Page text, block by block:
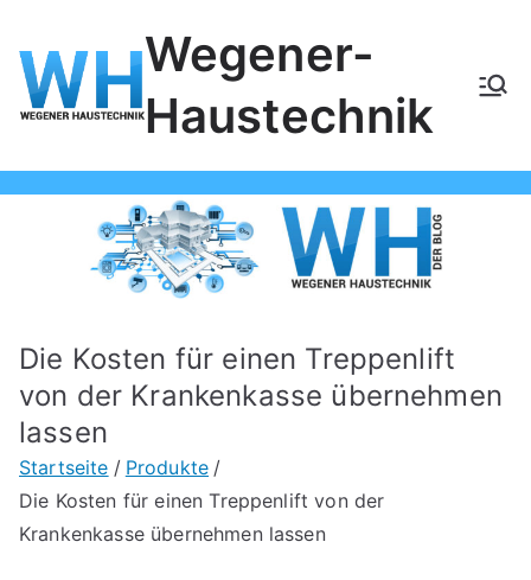
Inhalt
springen
Wegener-
Haustechnik
Die Kosten für einen Treppenlift
von der Krankenkasse übernehmen
lassen
Startseite
Produkte
Die Kosten für einen Treppenlift von der
Krankenkasse übernehmen lassen